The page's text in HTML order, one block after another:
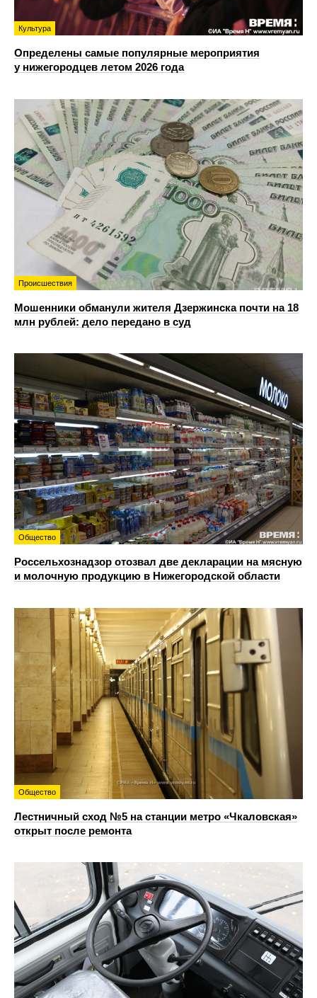
Культура
Определены самые популярные мероприятия
у нижегородцев летом 2026 года
Происшествия
Мошенники обманули жителя Дзержинска почти на 18
млн рублей: дело передано в суд
Общество
Россельхознадзор отозвал две декларации на мясную
и молочную продукцию в Нижегородской области
Общество
Лестничный сход №5 на станции метро «Чкаловская»
открыт после ремонта